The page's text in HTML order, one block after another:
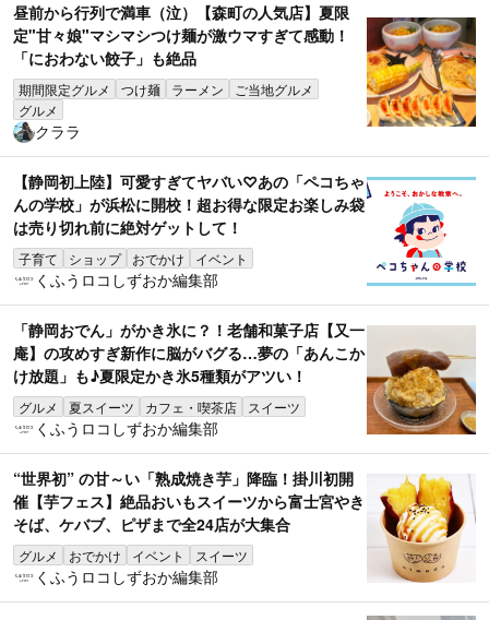
昼前から行列で満車（泣）【森町の人気店】夏限
定"甘々娘"マシマシつけ麺が激ウマすぎて感動！
「におわない餃子」も絶品
期間限定グルメ つけ麺 ラーメン
ご当地グルメ
グルメ
クララ
【静岡初上陸】可愛すぎてヤバい♡あの「ペコちゃ
んの学校」が浜松に開校！超お得な限定お楽しみ袋
は売り切れ前に絶対ゲットして！
子育て ショップ おでかけ イベント
くふうロコしずおか編集部
「静岡おでん」がかき氷に？！老舗和菓子店【又一
庵】の攻めすぎ新作に脳がバグる…夢の「あんこか
け放題」も♪夏限定かき氷5種類がアツい！
グルメ 夏スイーツ カフェ・喫茶店 スイーツ
くふうロコしずおか編集部
“世界初” の甘～い「熟成焼き芋」降臨！掛川初開
催【芋フェス】絶品おいもスイーツから富士宮やき
そば、ケバブ、ピザまで全24店が大集合
グルメ おでかけ イベント スイーツ
くふうロコしずおか編集部